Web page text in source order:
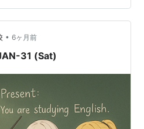
のにちょうどいい時間です。
味を確かめながら読んでみま
• 6ヶ月前
31 (Sat)